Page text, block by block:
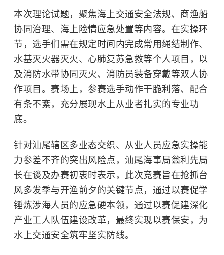
本次理论试题，聚焦海上交通安全法规、商渔船
协同治理、海上险情应急处置等内容。在实操环
节，选手们需在规定时间内完成常用绳结制作、
水基灭火器灭火、心肺复苏急救等个人项目，以
及消防水带协同灭火、消防员装备穿戴等双人协
作项目。赛场上，参赛选手动作干脆利落、配合
有条不紊，充分展现水上从业者扎实的专业功
底。
针对汕尾辖区多业态交织、从业人员应急实操能
力参差不齐的突出风险点，汕尾海事局翁利先局
长在谈及办赛初衷时表示，此次竞赛旨在抢抓台
风多发季与开渔前夕的关键节点，通过以赛促学
锤炼涉海人员的应急硬本领，通过以赛促建深化
产业工人队伍建设改革，最终实现以赛保安，为
水上交通安全筑牢坚实防线。